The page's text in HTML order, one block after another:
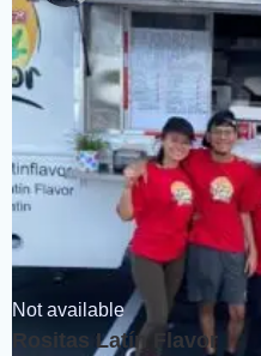
Not available
Rositas Latín Flavor